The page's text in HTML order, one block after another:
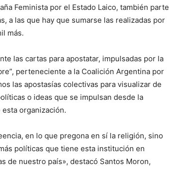
Feminista por el Estado Laico, también parte
a las que hay que sumarse las realizadas por
más.
las cartas para apostatar, impulsadas por la
perteneciente a la Coalición Argentina por
las apostasías colectivas para visualizar de
o ideas que se impulsan desde la
organización.
en lo que pregona en sí la religión, sino
políticas que tiene esta institución en
de nuestro país», destacó Santos Moron,